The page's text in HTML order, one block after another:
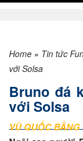
Home » Tin tức
với Solsa
Bruno đá
với Solsa
VŨ QUỐC BẰNG